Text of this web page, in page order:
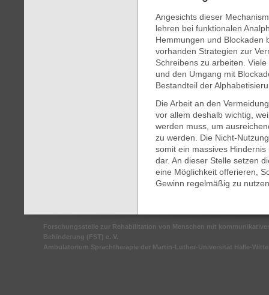
Angesichts dieser
lehren bei funktionalen
Hemmungen und Blockaden
vorhanden Strategien zur
Schreibens zu arbeiten.
und den Umgang mit
Bestandteil der
Die Arbeit an den
vor allem deshalb wichtig,
werden muss, um
zu werden. Die Nicht-
somit ein massives
dar. An dieser Stelle setzen
eine Möglichkeit offerieren,
Gewinn regelmäßig zu
Forschungsstelle zur Rehabilitation von Menschen mit kommunikativer
Behinderung (FST) e. V.
Ambulatorium Sprachtherapie der Martin-Luther-Universität Halle-